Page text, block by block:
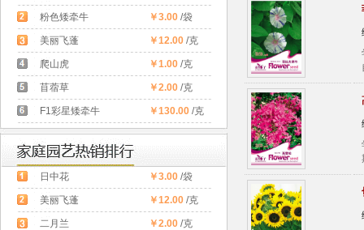
粉色矮牵牛 ￥3.00/袋
美丽飞蓬 ￥12.00/克
爬山虎 ￥1.00/克
苜蓿草 ￥2.00/克
F1彩星矮牵牛 ￥130.00/克
日中花 ￥3.00/袋
美丽飞蓬 ￥12.00/克
二月兰 ￥2.00/克